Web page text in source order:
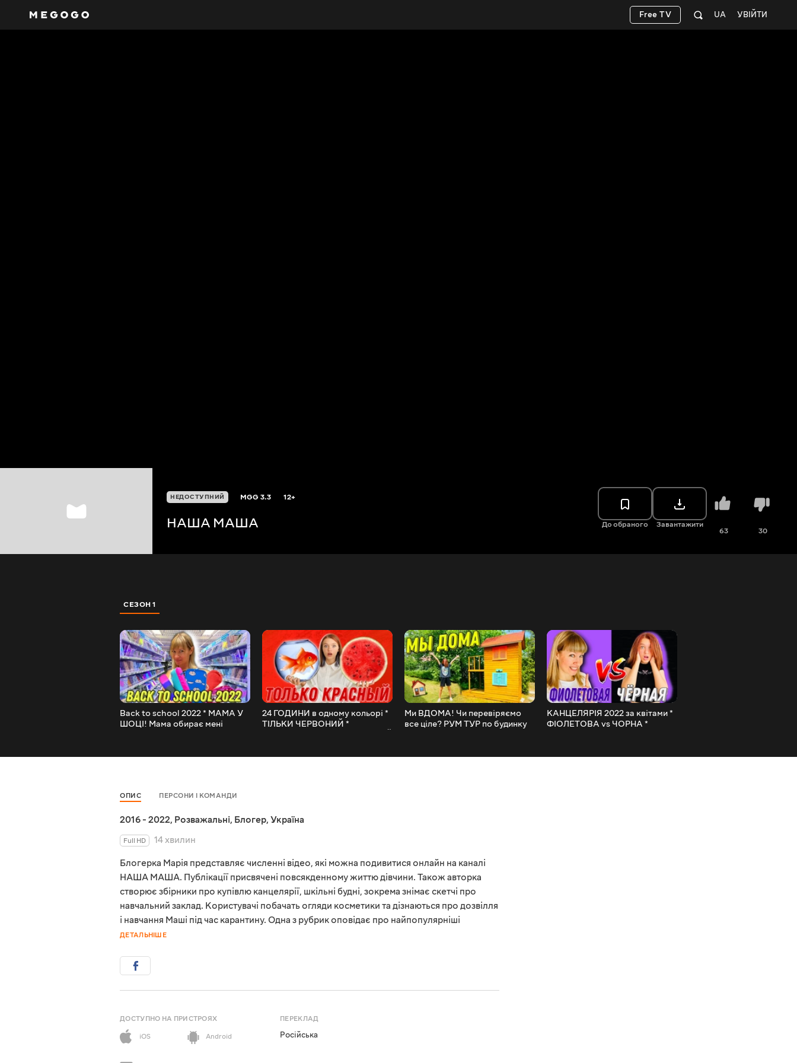
УВІЙТИ
UA
Free TV
НЕДОСТУПНИЙ MGG3.3 12+
НАША МАША До обраного Завантажити
63 30
СЕЗОН 1
Back to school 2022 * МАМА У
ШОЦІ! Мама обирає мені
24 ГОДИНИ в одному кольорі *
ТІЛЬКИ ЧЕРВОНИЙ *
Ми ВДОМА! Чи перевіряємо
все ціле? РУМ ТУР по будинку
МАША
КАНЦЕЛЯРІЯ 2022 за квітами *
ФІОЛЕТОВА vs ЧОРНА *
ОПИС ПЕРСОНИ І КОМАНДИ
2016 - 2022, Розважальні, Блогер, Україна
Full HD
14 хвилин
Блогерка Марія представляє численні відео, які можна подивитися онлайн на каналі
НАША МАША. Публікації присвячені повсякденному життю дівчини. Також авторка
створює збірники про купівлю канцелярії, шкільні будні, зокрема знімає скетчі про
навчальний заклад. Користувачі побачать огляди косметики та дізнаються про дозвілля
і навчання Маші під час карантину. Одна з рубрик оповідає про найпопулярніші
ДЕТАЛЬНІШЕ
ДОСТУПНО НА ПРИСТРОЯХ
iOS
Android
ПЕРЕКЛАД
Російська